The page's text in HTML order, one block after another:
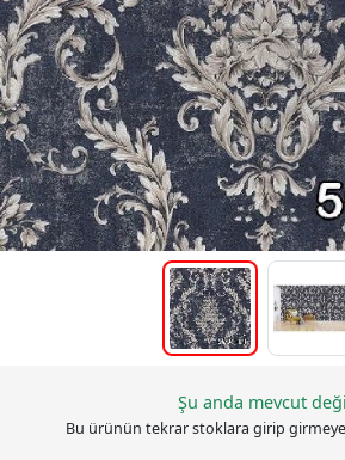
Şu anda mevcut
Bu ürünün tekrar stoklara girip